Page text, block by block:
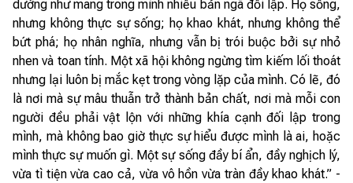
dường như mang trong mình nhiều bản ngã đối lập. Họ sống,
nhưng không thực sự sống; họ khao khát, nhưng không thể
bứt phá; họ nhân nghĩa, nhưng vẫn bị trói buộc bởi sự nhỏ
nhen và toan tính. Một xã hội không ngừng tìm kiếm lối thoát
nhưng lại luôn bị mắc kẹt trong vòng lặp của mình. Có lẽ, đó
là nơi mà sự mâu thuẫn trở thành bản chất, nơi mà mỗi con
người đều phải vật lộn với những khía cạnh đối lập trong
mình, mà không bao giờ thực sự hiểu được mình là ai, hoặc
mình thực sự muốn gì. Một sự sống đầy bí ẩn, đầy nghịch lý,
vừa tì tiện vừa cao cả, vừa vô hồn vừa tràn đầy khao khát.” -